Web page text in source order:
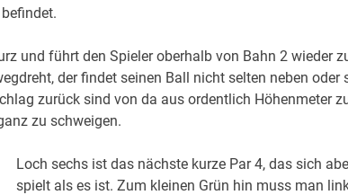
und führt den Spieler oberhalb von Bahn 2 wieder
der findet seinen Ball nicht selten neben oder
zurück sind von da aus ordentlich Höhenmeter
zu schweigen.
Loch sechs ist das nächste kurze Par 4, das sich
spielt als es ist. Zum kleinen Grün hin muss man